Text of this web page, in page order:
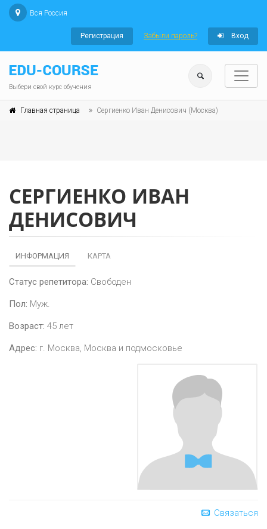
Вся Россия
Регистрация Забыли пароль? Вход
Выбери свой курс обучения
Главная страница Сергиенко Иван Денисович (Москва)
СЕРГИЕНКО ИВАН
ДЕНИСОВИЧ
ИНФОРМАЦИЯ КАРТА
Статус репетитора: Свободен
Пол: Муж.
Возраст: 45 лет
Адрес: г. Москва, Москва и подмосковье
Связаться